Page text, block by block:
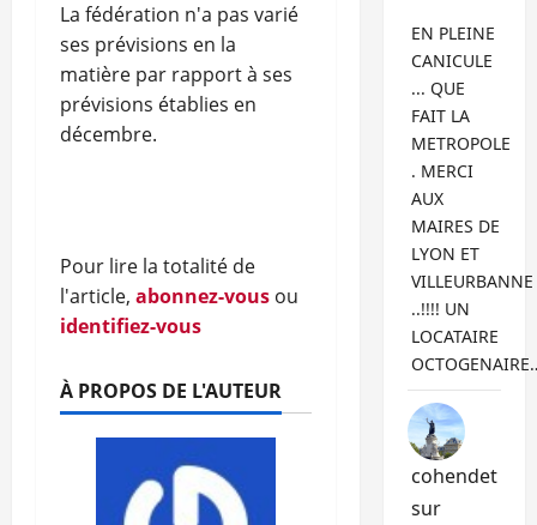
La fédération n'a pas varié
ses prévisions en la
matière par rapport à ses
prévisions établies en
décembre.
Pour lire la totalité de
l'article, abonnez-vous ou
identifiez-vous
À PROPOS DE L'AUTEUR
EN PLEINE
CANICULE
... QUE
FAIT LA
METROPOLE
. MERCI
AUX
MAIRES DE
LYON ET
VILLEURBANNE
..!!!! UN
LOCATAIRE
cohendet
sur